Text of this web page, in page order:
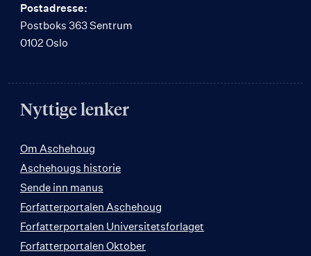
Postadresse:
Postboks 363 Sentrum
0102 Oslo
Nyttige lenker
Om Aschehoug
Aschehougs historie
Sende inn manus
Forfatterportalen Aschehoug
Forfatterportalen Universitetsforlaget
Forfatterportalen Oktober